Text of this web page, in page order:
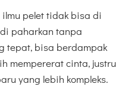
pelet tidak bisa di
paharkan tanpa
tepat, bisa berdampak
mempererat cinta, justru
yang lebih kompleks.